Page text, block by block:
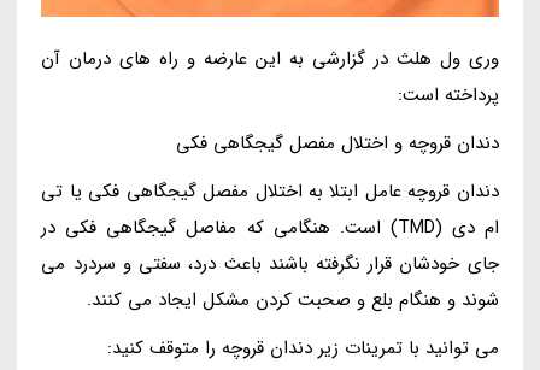
وری ول هلث در گزارشی به این عارضه و راه های درمان آن
پرداخته است:
دندان قروچه و اختلال مفصل گیجگاهی فکی
دندان قروچه عامل ابتلا به اختلال مفصل گیجگاهی فکی یا تی
ام دی (TMD) است. هنگامی که مفاصل گیجگاهی فکی در
جای خودشان قرار نگرفته باشند باعث درد، سفتی و سردرد می
شوند و هنگام بلع و صحبت کردن مشکل ایجاد می کنند.
می توانید با تمرینات زیر دندان قروچه را متوقف کنید: